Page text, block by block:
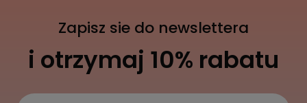
Zapisz sie do newslettera
i otrzymaj 10% rabatu